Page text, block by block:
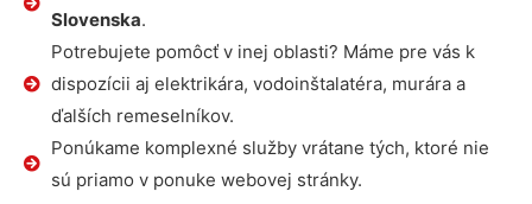
Slovenska.
Potrebujete pomôcť v inej oblasti? Máme pre vás k
dispozícii aj elektrikára, vodoinštalatéra, murára a
ďalších remeselníkov.
Ponúkame komplexné služby vrátane tých, ktoré nie
sú priamo v ponuke webovej stránky.